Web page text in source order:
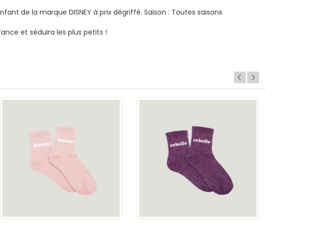
de la marque DISNEY à prix dégriffé. Saison : Toutes saisons
et séduira les plus petits !